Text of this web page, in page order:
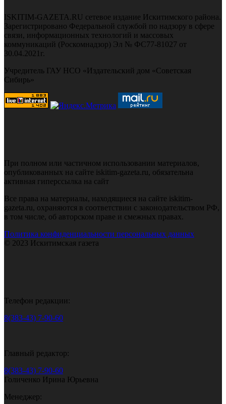
ISKITIM-GAZETA.RU сетевое издание Искитимского района.
Зарегистрировано Федеральной службой по надзору в сфере
связи, информационных технологий и массовых
коммуникаций (Роскомнадзор) Эл № ФС77-81027 от
30.04.2021г.
Учредитель ГАУ НСО «Издательский дом «Советская
Сибирь»
При полном или частичном использовании материалов,
опубликованных на сайте iskitim-gazeta.ru, обязательна
активная гиперссылка на сайт
Все права на материалы, находящиеся на сайте iskitim-
gazeta.ru, охраняются в соответствии с законодательством РФ,
в том числе, об авторском праве и смежных правах.
Политика конфиденциальности персональных данных
© 2023 Искитимская газета
Телефон редакции:
8(383-43) 7-90-60
Главный редактор:
8(383-43) 7-90-60
Голиченко Ирина Юрьевна
Менеджер: